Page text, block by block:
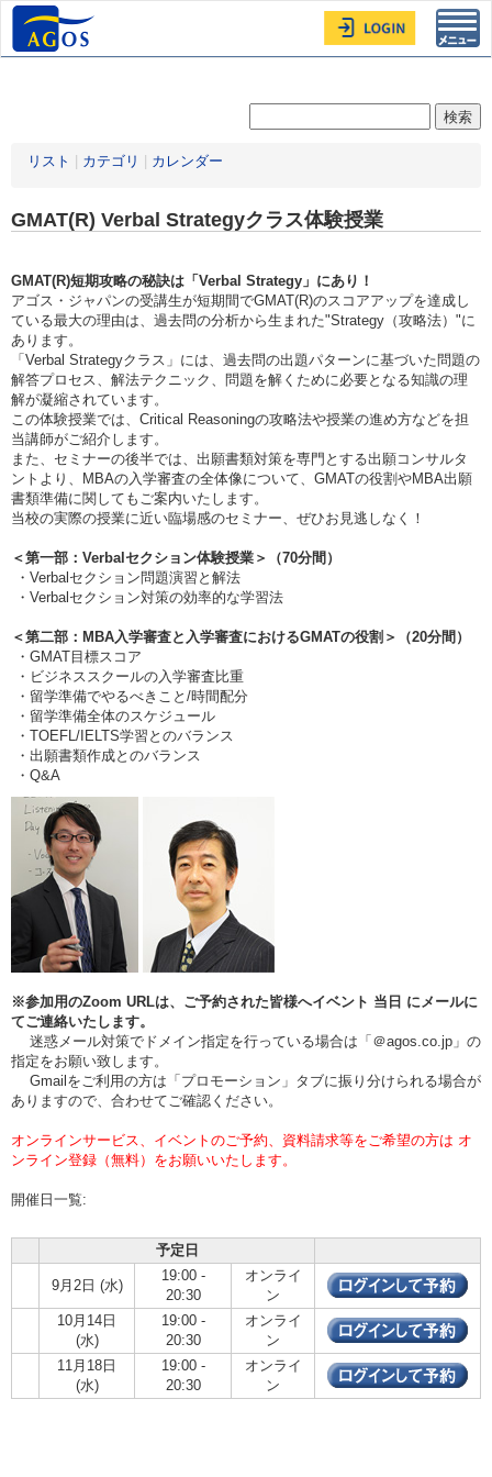
リスト カテゴリ カレンダー
GMAT(R) Verbal Strategyクラス体験授業
GMAT(R)短期攻略の秘訣は「Verbal Strategy」にあり！
アゴス・ジャパンの受講生が短期間でGMAT(R)のスコアアップを達成し
ている最大の理由は、過去問の分析から生まれた"Strategy（攻略法）"に
あります。
「Verbal Strategyクラス」には、過去問の出題パターンに基づいた問題の
解答プロセス、解法テクニック、問題を解くために必要となる知識の理
解が凝縮されています。
この体験授業では、Critical Reasoningの攻略法や授業の進め方などを担
当講師がご紹介します。
また、セミナーの後半では、出願書類対策を専門とする出願コンサルタ
ントより、MBAの入学審査の全体像について、GMATの役割やMBA出願
書類準備に関してもご案内いたします。
当校の実際の授業に近い臨場感のセミナー、ぜひお見逃しなく！
＜第一部：Verbalセクション体験授業＞（70分間）
・Verbalセクション問題演習と解法
・Verbalセクション対策の効率的な学習法
＜第二部：MBA入学審査と入学審査におけるGMATの役割＞（20分間）
・GMAT目標スコア
・ビジネススクールの入学審査比重
・留学準備でやるべきこと/時間配分
・留学準備全体のスケジュール
・TOEFL/IELTS学習とのバランス
・出願書類作成とのバランス
・Q&A
※参加用のZoom URLは、ご予約された皆様へイベント 当日 にメールに
てご連絡いたします。
迷惑メール対策でドメイン指定を行っている場合は「＠agos.co.jp」の
指定をお願い致します。
Gmailをご利用の方は「プロモーション」タブに振り分けられる場合が
ありますので、合わせてご確認ください。
オンラインサービス、イベントのご予約、資料請求等をご希望の方は オ
ンライン登録（無料）をお願いいたします。
開催日一覧:
予定日
9月2日 (水)
19:00 -
20:30
オンライ
ン
10月14日
(水)
19:00 -
20:30
オンライ
ン
11月18日
(水)
19:00 -
20:30
オンライ
ン